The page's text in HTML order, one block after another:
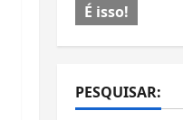
É isso!
PESQUISAR: